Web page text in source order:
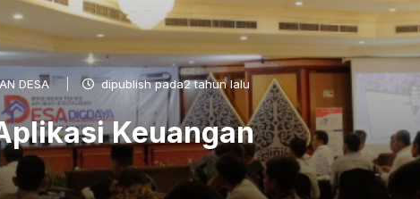
DESA dipublish pada2 tahun lalu
Keuangan